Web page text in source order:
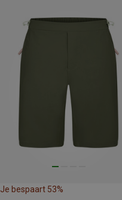
Je bespaart 53%